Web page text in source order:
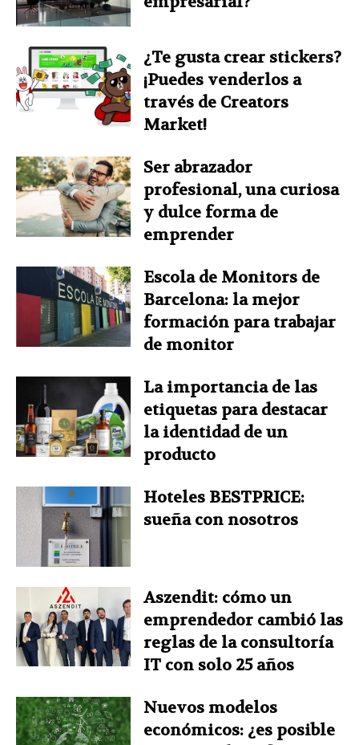
¿Te gusta crear stickers?
¡Puedes venderlos a
través de Creators
Market!
Ser abrazador
profesional, una curiosa
y dulce forma de
emprender
Escola de Monitors de
Barcelona: la mejor
formación para trabajar
de monitor
La importancia de las
etiquetas para destacar
la identidad de un
producto
Hoteles BESTPRICE:
sueña con nosotros
Aszendit: cómo un
emprendedor cambió las
reglas de la consultoría
IT con solo 25 años
Nuevos modelos
económicos: ¿es posible